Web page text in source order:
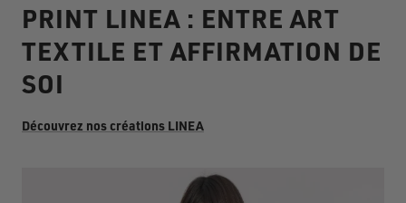
PRINT LINEA : ENTRE ART
TEXTILE ET AFFIRMATION DE
SOI
Découvrez nos créations LINEA